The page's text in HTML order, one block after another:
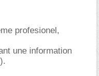
profesionel,
une information